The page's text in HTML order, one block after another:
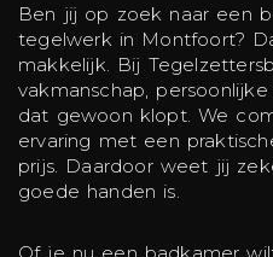
Ben jij op zoek naar een
tegelwerk in Montfoort?
makkelijk. Bij
vakmanschap,
dat gewoon klopt. We
ervaring met een
prijs. Daardoor weet jij
goede handen is.
Of je nu een badkamer